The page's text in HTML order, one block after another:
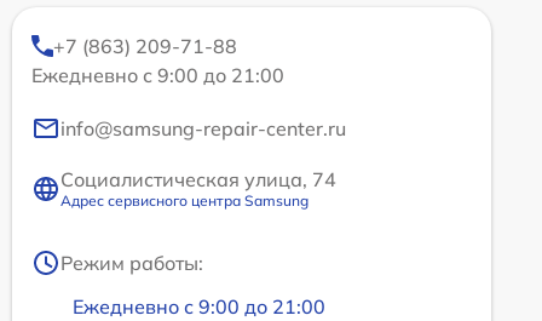
+7 (863) 209-71-88
Ежедневно с 9:00 до 21:00
info@samsung-repair-center.ru
Социалистическая улица, 74
Адрес сервисного центра Samsung
Режим работы:
Ежедневно с 9:00 до 21:00